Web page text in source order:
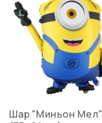
Шар "Миньон Мел"